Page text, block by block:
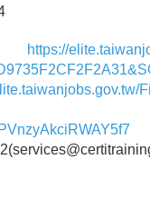
https://